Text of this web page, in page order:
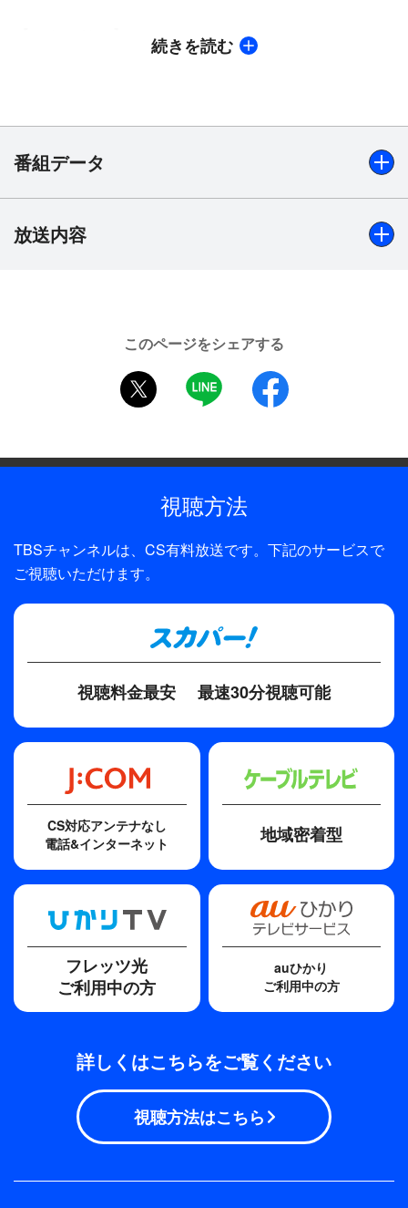
いろいろな手違いから住む場所を失ってしまった六
カルタにいた。これから始まる同棲生活！？にドキ
ドキしていた2人だったが、そこへ受験を控えた勇
太の妹・樟葉が帰ってくる。ほっとしたような、残
念なような。3人の奇妙な共同生活が始まった。一
方、元小鳥遊家には、勇太が中学時代に憧れていた
自称・魔法魔王少女、ソフィアリング・SP・サタ
続きを読む
番組データ
出演
原作
虎虎
脚本
※赤崎千夏の「崎」は正式には「大」が「立」です。シス
テムの都合上、「崎」となっています。
放送内容
このページをシェアする
twitter
LINE
視聴方法
TBSチャンネルは、CS有料放送です。下記のサービスで
ご視聴いただけます。
視聴料金最安 最速30分視聴可能
CS対応アンテナなし
電話&インターネット
地域密着型
フレッツ光
ご利用中の方
auひかり
ご利用中の方
詳しくはこちらをご覧ください
視聴方法はこちら